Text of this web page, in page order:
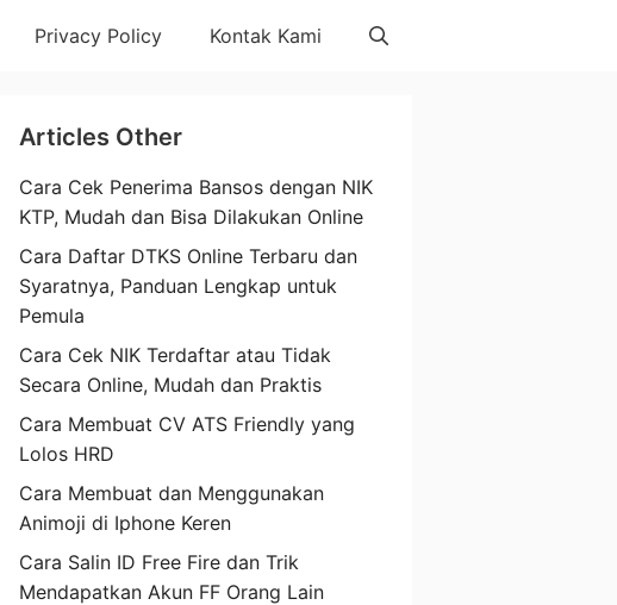
Privacy Policy Kontak Kami
Articles Other
Cara Cek Penerima Bansos dengan NIK
KTP, Mudah dan Bisa Dilakukan Online
Cara Daftar DTKS Online Terbaru dan
Syaratnya, Panduan Lengkap untuk
Pemula
Cara Cek NIK Terdaftar atau Tidak
Secara Online, Mudah dan Praktis
Cara Membuat CV ATS Friendly yang
Lolos HRD
Cara Membuat dan Menggunakan
Animoji di Iphone Keren
Cara Salin ID Free Fire dan Trik
Mendapatkan Akun FF Orang Lain